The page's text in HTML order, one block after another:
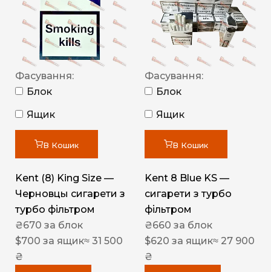
Фасування:
Блок
Ящик
В Кошик
Kent (8) King Size —
Черновцы сигарети з
турбо фільтром
₴670 за блок
$700 за ящик≈ 31 500
₴
Фасування:
Блок
Ящик
В Кошик
Kent 8 Blue KS —
сигарети з турбо
фільтром
₴660 за блок
$620 за ящик≈ 27 900
₴